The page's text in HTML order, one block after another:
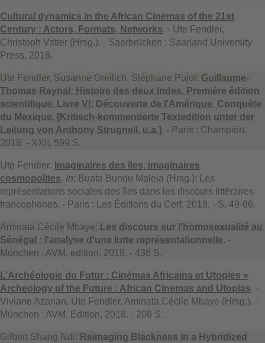
Cultural dynamics in the African Cinemas of the 21st
Century : Actors, Formats, Networks. - Ute Fendler,
Christoph Vatter (Hrsg.). - Saarbrücken : Saarland University
Press, 2018.
Ute Fendler, Susanne Greilich, Stéphane Pujol: Guillaume-
Thomas Raynal: Histoire des deux Indes. Première édition
scientifique. Livre VI: Découverte de l'Amérique. Conquête
du Mexique. [Kritisch-kommentierte Textedition unter der
Leitung von Anthony Strugnell, u.a.] . - Paris : Champion,
2018. - XXII, 599 S.
Ute Fendler: Imaginaires des îles, imaginaires
cosmopolites. In: Buata Bundu Malela (Hrsg.): Les
représentations sociales des îles dans les discours littéraires
francophones. - Paris : Les Éditions du Cerf, 2018. - S. 49-66.
Aminata Cécile Mbaye: Les discours sur l'homosexualité au
Sénégal : l'analyse d'une lutte représentationnelle. -
München : AVM. edition, 2018. - 436 S.
L’Archéologie du Futur : Cinémas Africains et Utopies =
Archeology of the Future : African Cinemas and Utopias. -
Viviane Azarian, Ute Fendler, Aminata Cécile Mbaye (Hrsg.). -
München : AVM. Edition, 2018. - 208 S.
Gilbert Shang Ndi: Reimaging Blackness in a Hybridized